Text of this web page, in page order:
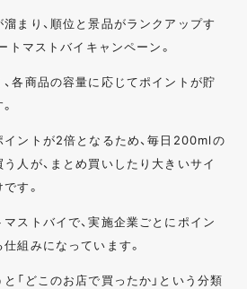
まり、順位と景品がランクアップす
トマストバイキャンペーン。
各商品の容量に応じてポイントが貯
イントが2倍となるため、毎日200mlの
人が、まとめ買いしたり大きいサイ
す。
ストバイで、実施企業ごとにポイン
組みになっています。
「どこのお店で買ったか」という分類